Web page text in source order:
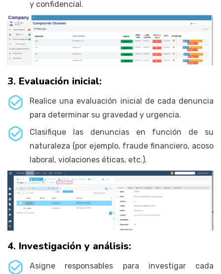
y confidencial.
3. Evaluación inicial:
Realice una evaluación inicial de cada denuncia
para determinar su gravedad y urgencia.
Clasifique las denuncias en función de su
naturaleza (por ejemplo, fraude financiero, acoso
laboral, violaciones éticas, etc.).
4. Investigación y análisis:
Asigne responsables para investigar cada